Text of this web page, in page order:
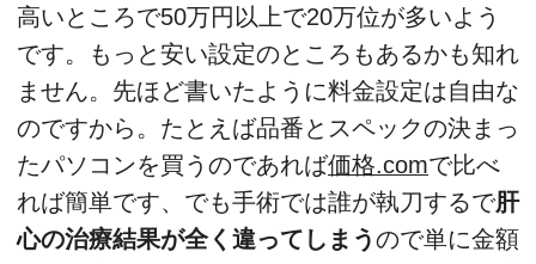
高いところで50万円以上で20万位が多いよう
です。もっと安い設定のところもあるかも知れ
ません。先ほど書いたように料金設定は自由な
のですから。たとえば品番とスペックの決まっ
たパソコンを買うのであれば価格.comで比べ
れば簡単です、でも手術では誰が執刀するで肝
心の治療結果が全く違ってしまうので単に金額